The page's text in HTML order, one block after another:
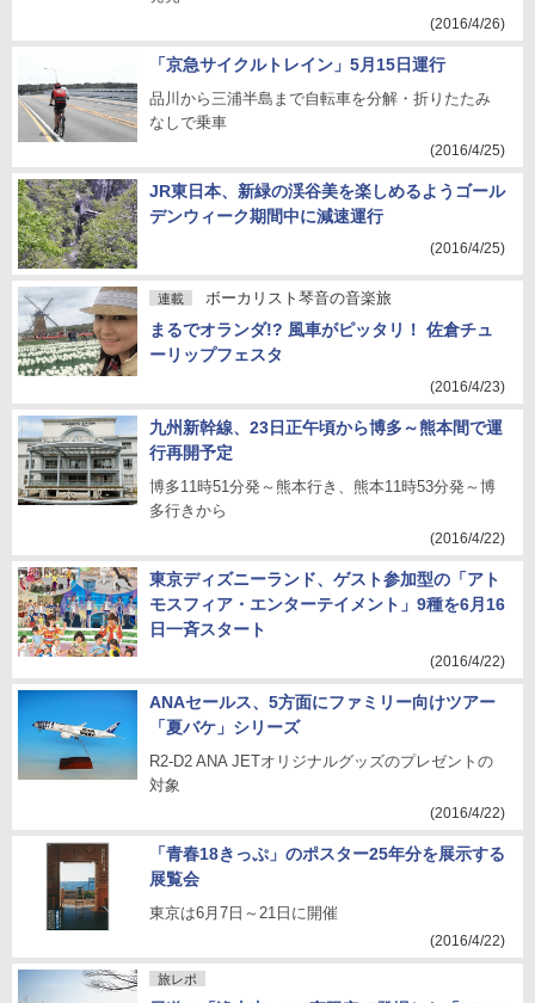
(2016/4/26)
「京急サイクルトレイン」5月15日運行
品川から三浦半島まで自転車を分解・折りたたみ
なしで乗車
(2016/4/25)
JR東日本、新緑の渓谷美を楽しめるようゴール
デンウィーク期間中に減速運行
(2016/4/25)
連載 ボーカリスト琴音の音楽旅
まるでオランダ!? 風車がピッタリ！ 佐倉チュ
ーリップフェスタ
(2016/4/23)
九州新幹線、23日正午頃から博多～熊本間で運
行再開予定
博多11時51分発～熊本行き、熊本11時53分発～博
多行きから
(2016/4/22)
東京ディズニーランド、ゲスト参加型の「アト
モスフィア・エンターテイメント」9種を6月16
日一斉スタート
(2016/4/22)
ANAセールス、5方面にファミリー向けツアー
「夏バケ」シリーズ
R2-D2 ANA JETオリジナルグッズのプレゼントの
対象
(2016/4/22)
「青春18きっぷ」のポスター25年分を展示する
展覧会
東京は6月7日～21日に開催
(2016/4/22)
旅レポ